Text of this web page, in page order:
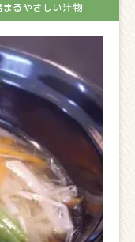
るやさしい汁物